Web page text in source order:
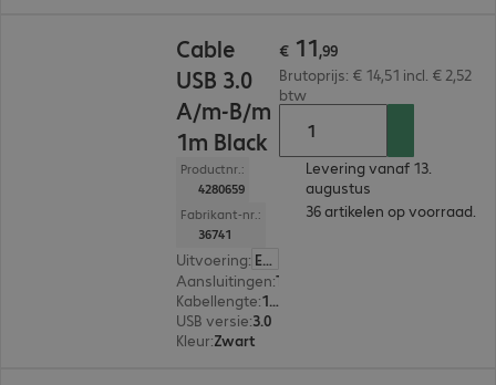
Cable
USB 3.0
A/m-B/m
1m Black
Productnr.:
4280659
Fabrikant-nr.:
36741
Uitvoering: Europa
Aansluitingen:
Kabellengte: 1 m
USB versie:3.0
Kleur:Zwart
€ 11,99
Brutoprijs: € 14,51 incl. € 2,52
btw
Levering vanaf 13.
augustus
36 artikelen op voorraad.